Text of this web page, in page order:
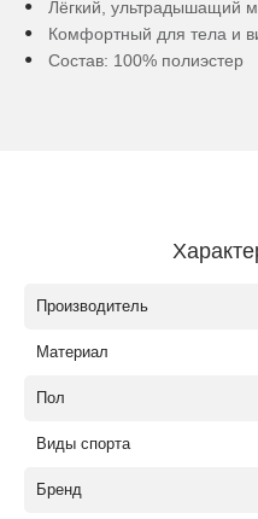
Лёгкий, ультрадышащий
Комфортный для тела и
Состав: 100% полиэстер
Производитель
Материал
Пол
Виды спорта
Бренд